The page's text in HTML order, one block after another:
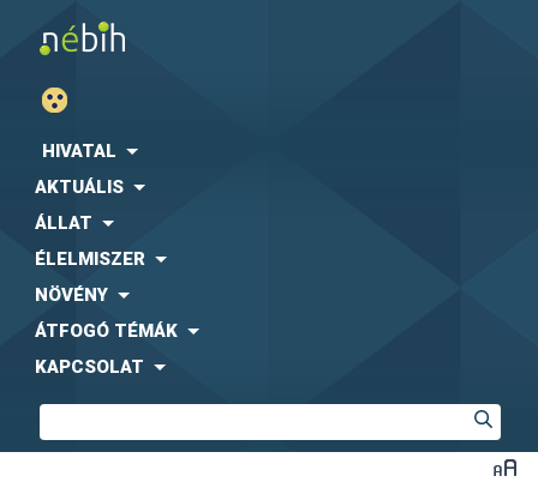
HIVATAL
AKTUÁLIS
ÁLLAT
ÉLELMISZER
NÖVÉNY
ÁTFOGÓ TÉMÁK
KAPCSOLAT